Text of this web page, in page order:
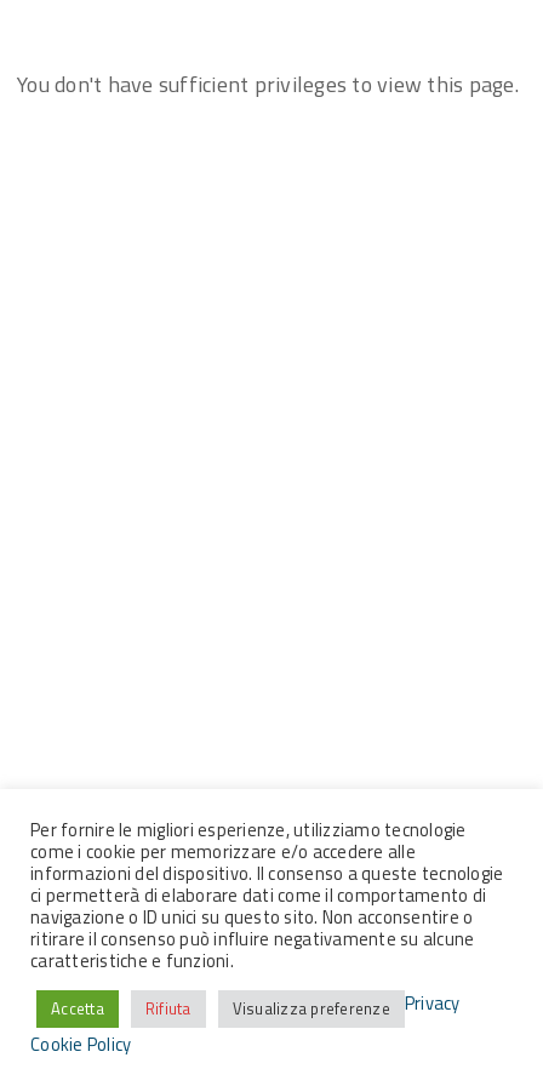
You don't have sufficient privileges to view this page.
Per fornire le migliori esperienze, utilizziamo tecnologie
come i cookie per memorizzare e/o accedere alle
informazioni del dispositivo. Il consenso a queste tecnologie
ci permetterà di elaborare dati come il comportamento di
navigazione o ID unici su questo sito. Non acconsentire o
ritirare il consenso può influire negativamente su alcune
caratteristiche e funzioni.
Accetta Rifiuta Visualizza preferenze
Privacy
Cookie Policy